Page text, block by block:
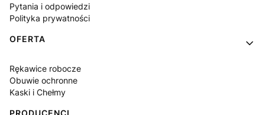
Pytania i odpowiedzi
Polityka prywatności
OFERTA
Rękawice robocze
Obuwie ochronne
Kaski i Chełmy
PRODUCENCI